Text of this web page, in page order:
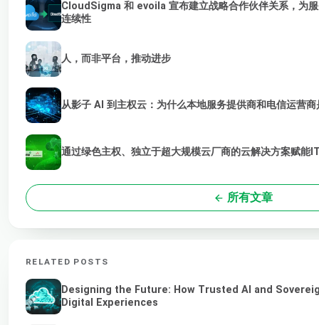
CloudSigma 和 evoila 宣布建立战略合作伙伴关系，为
连续性
人，而非平台，推动进步
从影子 AI 到主权云：为什么本地服务提供商和电信运营
通过绿色主权、独立于超大规模云厂商的云解决方案赋能
所有文章
RELATED POSTS
Designing the Future: How Trusted AI and
Digital Experiences